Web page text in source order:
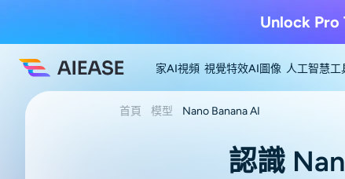
Unlock Pro
家AI視頻 視覺特效AI圖像 人工智慧工
首頁 模型 Nano Banana AI
認識